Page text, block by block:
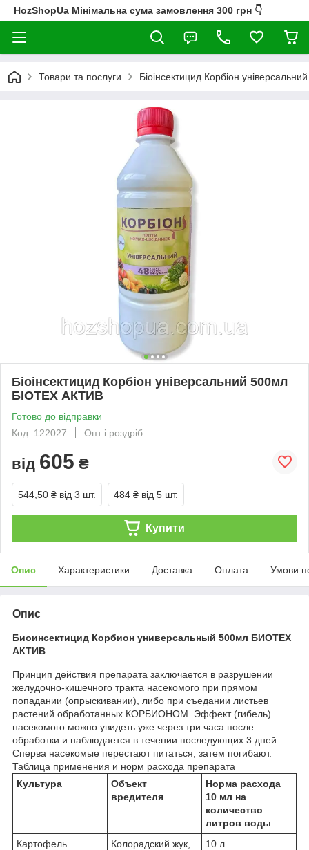
HozShopUa Мінімальна сума замовлення 300 грн 👇
Товари та послуги Біоінсектицид Корбіон
Біоінсектицид Корбіон унiверсальний 500мл
БІОТЕХ АКТИВ
Готово до відправки
Код: 122027
Опт і роздріб
від 605 ₴
544,50 ₴ від 3 шт. 484 ₴ від 5 шт.
Купити
Опис Характеристики Доставка Оплата Умови
Опис
Биоинсектицид Корбион универсальный 500мл БИОТЕХ
АКТИВ
Принцип действия препарата заключается в разрушении
желудочно-кишечного тракта насекомого при прямом
попадании (опрыскивании), либо при съедании листьев
растений обработанных КОРБИОНОМ. Эффект (гибель)
насекомого можно увидеть уже через три часа после
обработки и наблюдается в течении последующих 3 дней.
Сперва насекомые перестают питаться, затем погибают.
Таблица применения и норм расхода препарата
Культура
Объект
вредителя
Норма расхода
10 мл на
количество
литров воды
Картофель
Колорадский жук,
10 л